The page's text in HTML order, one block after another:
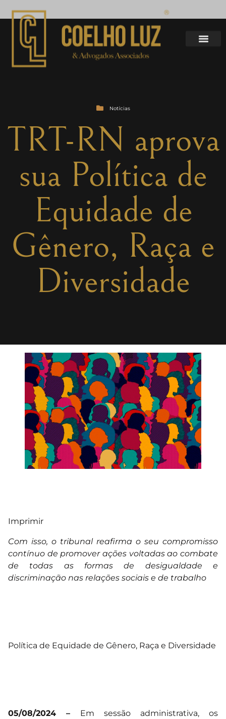
Notícias
TRT-RN aprova
sua Política de
Equidade de
Gênero, Raça e
Diversidade
Imprimir
Com isso, o tribunal reafirma o seu compromisso
contínuo de promover ações voltadas ao combate
de todas as formas de desigualdade e
discriminação nas relações sociais e de trabalho
Política de Equidade de Gênero, Raça e Diversidade
05/08/2024 – Em sessão administrativa, os